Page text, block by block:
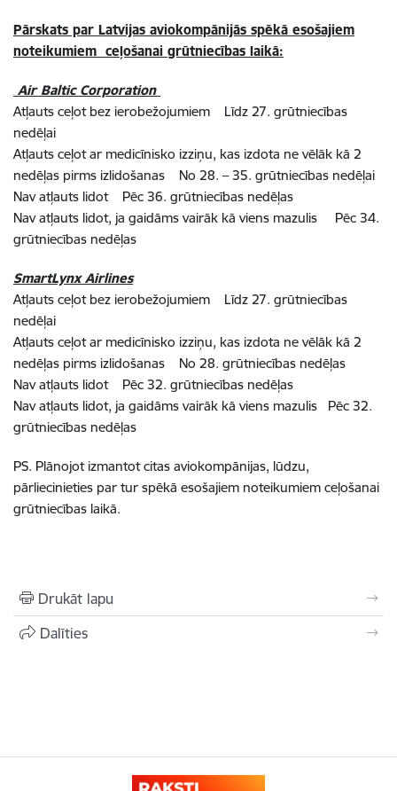
Pārskats par Latvijas aviokompānijās spēkā esošajiem
noteikumiem ceļošanai grūtniecības laikā:
Air Baltic Corporation
Atļauts ceļot bez ierobežojumiem Līdz 27. grūtniecības
nedēļai
Atļauts ceļot ar medicīnisko izziņu, kas izdota ne vēlāk kā 2
nedēļas pirms izlidošanas No 28. – 35. grūtniecības nedēļai
Nav atļauts lidot Pēc 36. grūtniecības nedēļas
Nav atļauts lidot, ja gaidāms vairāk kā viens mazulis Pēc 34.
grūtniecības nedēļas
SmartLynx Airlines
Atļauts ceļot bez ierobežojumiem Līdz 27. grūtniecības
nedēļai
Atļauts ceļot ar medicīnisko izziņu, kas izdota ne vēlāk kā 2
nedēļas pirms izlidošanas No 28. grūtniecības nedēļas
Nav atļauts lidot Pēc 32. grūtniecības nedēļas
Nav atļauts lidot, ja gaidāms vairāk kā viens mazulis Pēc 32.
grūtniecības nedēļas
PS. Plānojot izmantot citas aviokompānijas, lūdzu,
pārliecinieties par tur spēkā esošajiem noteikumiem ceļošanai
grūtniecības laikā.
Drukāt lapu
Dalīties